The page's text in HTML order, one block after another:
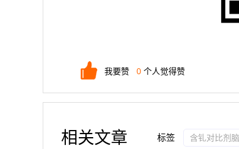
我要赞 0 个人觉得赞
相关文章 标签 含钆对比剂